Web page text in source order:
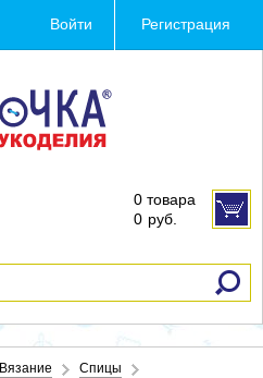
Войти Регистрация
0 товара
0 руб.
Вязание Спицы